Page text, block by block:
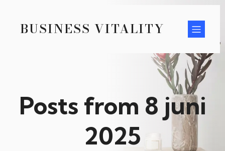
BUSINESS VITALITY
Posts from 8 juni
2025